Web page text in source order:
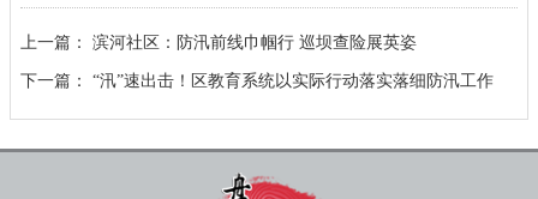
上一篇：
滨河社区：防汛前线巾帼行 巡坝查险展英姿
下一篇：
“汛”速出击！区教育系统以实际行动落实落细防汛工作